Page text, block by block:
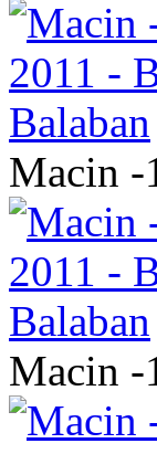
Macin -
Macin -